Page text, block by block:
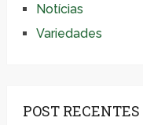
Notícias
Variedades
POST RECENTES